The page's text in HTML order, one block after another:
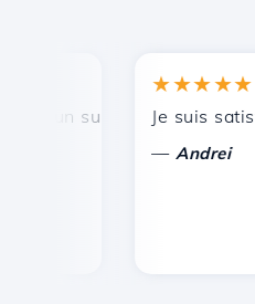
un support technique
★★★★★
Je suis
Andrei